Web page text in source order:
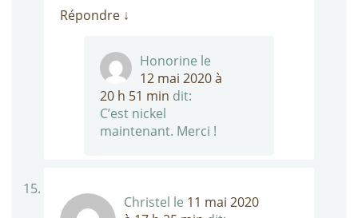
Répondre ↓
Honorine le
12 mai 2020 à
20 h 51 min dit:
C’est nickel
maintenant. Merci !
Christel le 11 mai 2020